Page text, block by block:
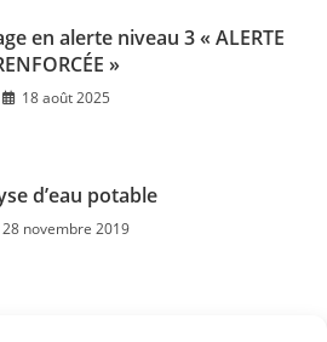
en alerte niveau 3 « ALERTE
»
18 août 2025
d’eau potable
28 novembre 2019